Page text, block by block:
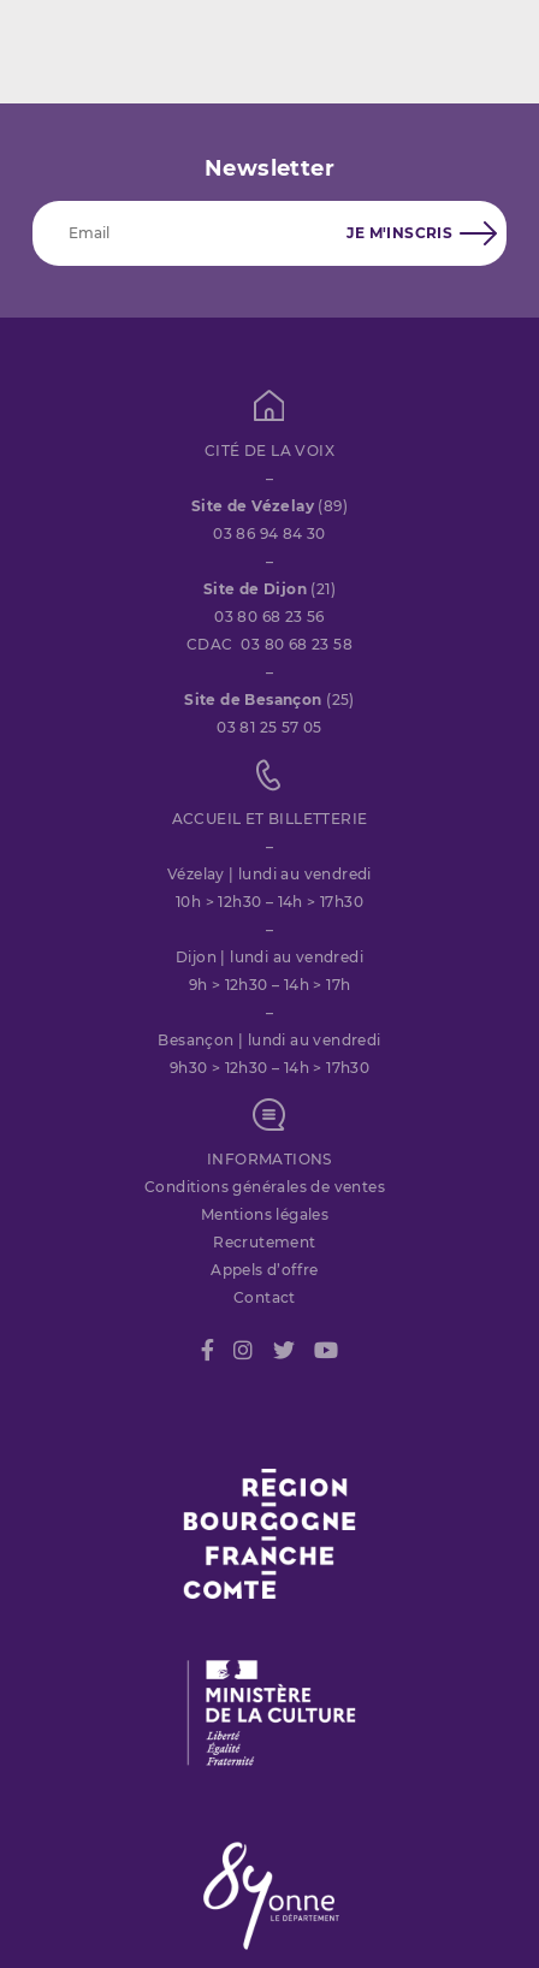
Newsletter
CITÉ DE LA VOIX
–
Site de Vézelay (89)
03 86 94 84 30
–
Site de Dijon (21)
03 80 68 23 56
CDAC 03 80 68 23 58
–
Site de Besançon (25)
03 81 25 57 05
ACCUEIL ET BILLETTERIE
–
Vézelay | lundi au vendredi
10h > 12h30 – 14h > 17h30
–
Dijon | lundi au vendredi
9h > 12h30 – 14h > 17h
–
Besançon | lundi au vendredi
9h30 > 12h30 – 14h > 17h30
INFORMATIONS
Conditions générales de ventes
Mentions légales
Recrutement
Appels d’offre
Contact